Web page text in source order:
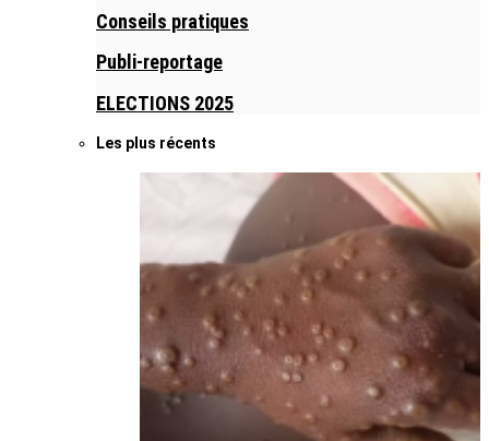
Conseils pratiques
Publi-reportage
ELECTIONS 2025
Les plus récents